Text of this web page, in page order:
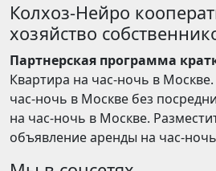
Колхоз-Нейро
хозяйство
Партнерская программа
Квартира на час-ночь в
час-ночь в Москве без
на час-ночь в Москве.
объявление аренды на час-